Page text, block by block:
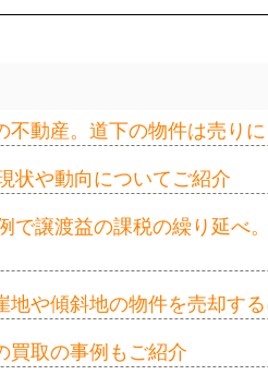
不動産。道下の物件は売り
状や動向についてご紹介
で譲渡益の課税の繰り延べ
や傾斜地の物件を売却す
買取の事例もご紹介